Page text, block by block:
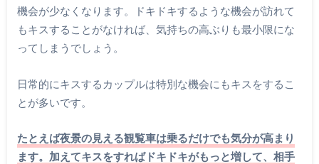
機会が少なくなります。ドキドキするような機会が訪れて
もキスすることがなければ、気持ちの高ぶりも最小限にな
ってしまうでしょう。
日常的にキスするカップルは特別な機会にもキスをするこ
とが多いです。
たとえば夜景の見える観覧車は乗るだけでも気分が高まり
ます。加えてキスをすればドキドキがもっと増して、相手